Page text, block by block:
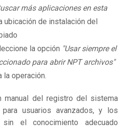
más aplicaciones en esta
ubicación de instalación del
la opción "Usar siempre el
para abrir NPT archivos"
la operación.
manual del registro del sistema
usuarios avanzados, y los
el conocimiento adecuado